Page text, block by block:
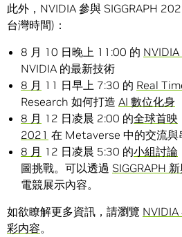
此外，NVIDIA 參與 SIGGRAPH
台灣時間)：
8 月 10 日晚上 11:00 的
NVIDIA 的最新技術
8 月 11 日早上 7:30 的 Real
Research 如何打造 AI 數位化身
8 月 12 日凌晨 2:00 的全球首映
2021 在 Metaverse 中的交流與
8 月 12 日凌晨 5:30 的小組討論
圖挑戰。可以透過 SIGGRAPH
電競展示內容。
如欲瞭解更多資訊，請瀏覽 NVIDIA
彩内容。